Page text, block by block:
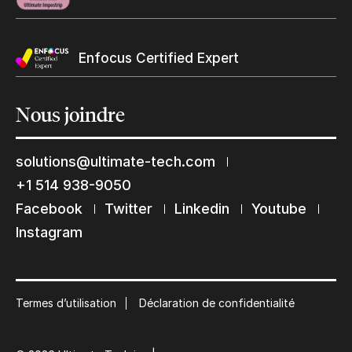
Enfocus Certified Expert
Nousjoindre
solutions@ultimate-tech.com
+1 514 938-9050
Facebook
Twitter Linkedin
Youtube
Instagram
Termes d’utilisation Déclaration de confidentialité
Restons en contact